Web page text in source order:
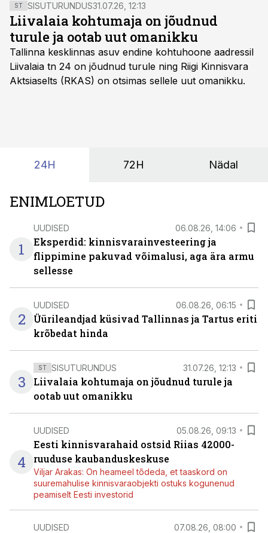
ST SISUTURUNDUS31.07.26, 12:13
Liivalaia kohtumaja on jõudnud
turule ja ootab uut omanikku
Tallinna kesklinnas asuv endine kohtuhoone aadressil
Liivalaia tn 24 on jõudnud turule ning Riigi Kinnisvara
Aktsiaselts (RKAS) on otsimas sellele uut omanikku.
24H 72H Nädal
ENIMLOETUD
1
UUDISED 06.08.26, 14:06
Eksperdid: kinnisvarainvesteering ja
flippimine pakuvad võimalusi, aga ära armu
sellesse
2
UUDISED 06.08.26, 06:15
Üürileandjad küsivad Tallinnas ja Tartus eriti
krõbedat hinda
3
ST SISUTURUNDUS 31.07.26, 12:13
Liivalaia kohtumaja on jõudnud turule ja
ootab uut omanikku
4
UUDISED 05.08.26, 09:13
Eesti kinnisvarahaid ostsid Riias 42000-
ruuduse kaubanduskeskuse
Viljar Arakas: On heameel tõdeda, et taaskord on
suuremahulise kinnisvaraobjekti ostuks kogunenud
peamiselt Eesti investorid
UUDISED 07.08.26, 08:00